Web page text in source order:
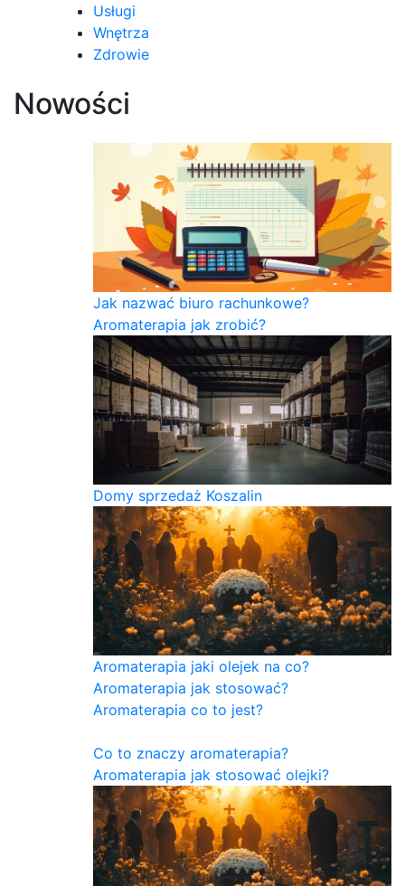
Usługi
Wnętrza
Zdrowie
Nowości
Jak nazwać biuro rachunkowe?
Aromaterapia jak zrobić?
Domy sprzedaż Koszalin
Aromaterapia jaki olejek na co?
Aromaterapia jak stosować?
Aromaterapia co to jest?
Co to znaczy aromaterapia?
Aromaterapia jak stosować olejki?